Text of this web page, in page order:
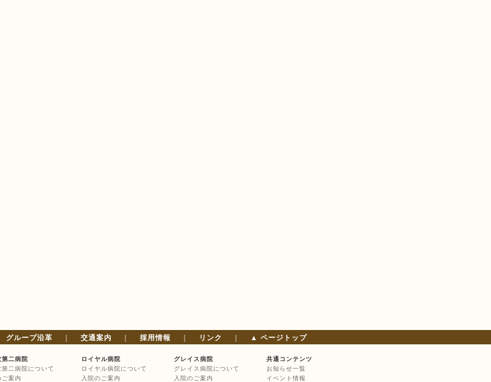
グループ沿革 交通案内 採用情報 リンク ▲ ページトップ
第二病院
第二病院について
ご案内
ロイヤル病院
ロイヤル病院について
入院のご案内
グレイス病院
グレイス病院について
入院のご案内
共通コンテンツ
お知らせ一覧
イベント情報